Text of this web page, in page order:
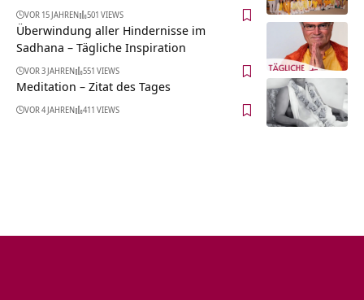
VOR 15 JAHREN 501 VIEWS
Überwindung aller Hindernisse im
Sadhana – Tägliche Inspiration
VOR 3 JAHREN 551 VIEWS
Meditation – Zitat des Tages
VOR 4 JAHREN 411 VIEWS